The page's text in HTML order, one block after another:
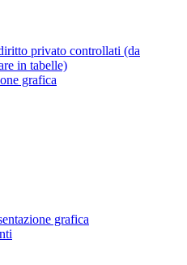
privato controllati (da
in tabelle)
grafica
grafica